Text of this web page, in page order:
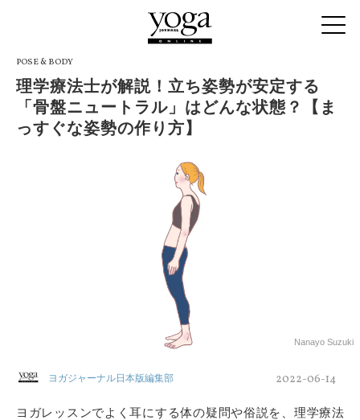
POSE & BODY
理学療法士が解説！立ち姿勢が安定する
「骨盤ニュートラル」はどんな状態？【ま
っすぐな姿勢の作り方】
Nanayo Suzuki
ヨガジャーナル日本版編集部 2022-06-14
ヨガレッスンでよく耳にする体の疑問や俗説を、理学療法